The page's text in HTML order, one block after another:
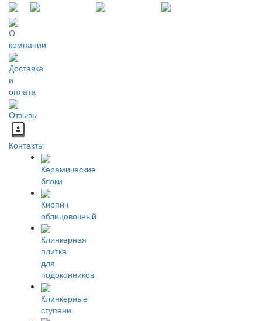
О
компании
Доставка
и
оплата
Отзывы
Контакты
Керамические
блоки
Кирпич
облицовочный
Клинкерная
плитка
для
подоконников
Клинкерные
ступени